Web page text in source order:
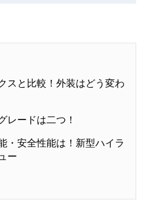
スと比較！外装はどう変わ
レードは二つ！
・安全性能は！新型ハイラ
ー